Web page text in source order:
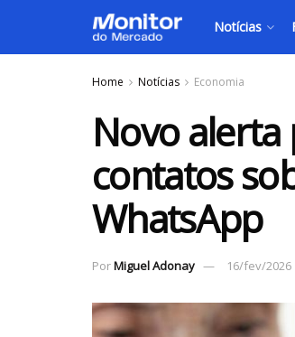
Notícias
Home Notícias Economia
Novo
contatos
WhatsApp
PorMiguel Adonay 16/fev/2026